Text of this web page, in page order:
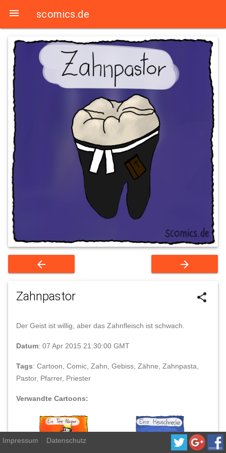
 scomics.de
Zahnpastor
Der Geist ist willig, aber das Zahnfleisch ist schwach.
Datum: 07 Apr 2015 21:30:00 GMT
Tags: Cartoon, Comic, Zahn, Gebiss, Zähne, Zahnpasta,
Pastor, Pfarrer, Priester
Verwandte Cartoons:
share
arrow_back arrow_forward
Impressum Datenschutz